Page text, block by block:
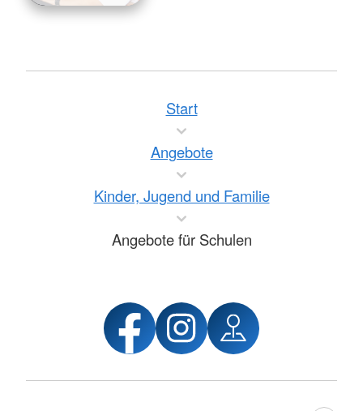
Start
Angebote
Kinder, Jugend und Familie
Angebote für Schulen